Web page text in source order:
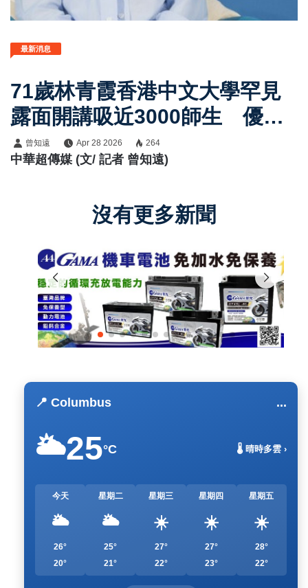
最新消息
71歲林青霞香港中文大學罕見
露面開講吸近3000師生 優雅
現身展現白髮自然狀態掀最美
老去討論
曾知遠 Apr 28 2026 264
中華超傳媒 (文/ 記者 曾知遠)
沒有更多新聞
📍 Columbus ...
🌥️25°C 🌡️ 晴時多雲 ›
今天
🌥️
26°
20°
星期二
🌥️
25°
21°
星期三
☀️
27°
22°
星期四
☀️
27°
23°
星期五
☀️
28°
22°